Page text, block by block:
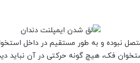
نبوده و به طور مستقیم در داخل
فک، هیچ گونه حرکتی در آن نباید